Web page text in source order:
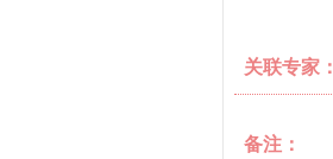
关联专家：
备注：